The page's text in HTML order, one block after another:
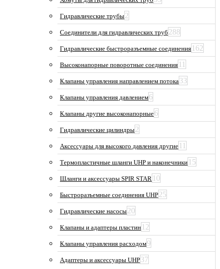
Гидравлические трубы2
Соединители для гидравлических труб 288
Гидравлические быстроразъемные соединения 162
Высоконапорные поворотные соединения 11
Клапаны управления направлением потока33
Клапаны управления давлением6
Клапаны другие высоконапорные6
Гидравлические цилиндры2
Аксессуары для высокого давления другие 11
Термопластичные шланги UHP и наконечники 15
Шланги и аксессуары SPIR STAR 10
Быстроразъемные соединения UHP25
Гидравлические насосы20
Клапаны и адаптеры пластин 12
Клапаны управления расходом9
Адаптеры и аксессуары UHP37